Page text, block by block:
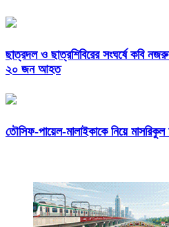
ছাত্রদল ও ছাত্রশিবিরের সংঘর্ষে কবি
২০ জন আহত
তৌসিফ-পায়েল-মালাইকাকে নিয়ে